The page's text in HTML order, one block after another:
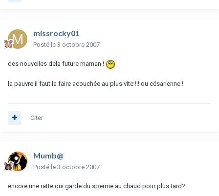
missrocky01
Posté le 3 octobre 2007
des nouvelles dela future maman !
la pauvre il faut la faire acouchée au plus vite !!! ou césarienne !
Citer
Mumb@
Posté le 3 octobre 2007
encore une ratte qui garde du sperme au chaud pour plus tard?